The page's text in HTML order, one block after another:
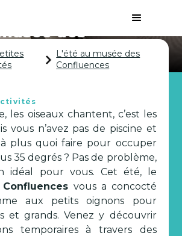
des
L'été au musée des
Confluences
les oiseaux chantent, c’est les
vous n’avez pas de piscine et
plus quoi faire pour occuper
35 degrés ? Pas de problème,
idéal pour vous. Cet été, le
vous a concocté
aux petits oignons pour
et grands. Venez y découvrir
temporaires à travers des